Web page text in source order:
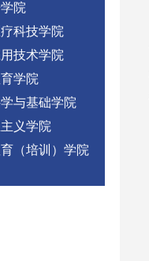
院
科技学院
技术学院
学院
与基础学院
义学院
（培训）学院